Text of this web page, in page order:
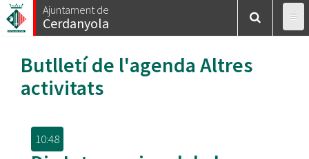
Vés
al
Ajuntament de
Cerdanyola
Butlletí de l'agenda Altres
activitats
10:48